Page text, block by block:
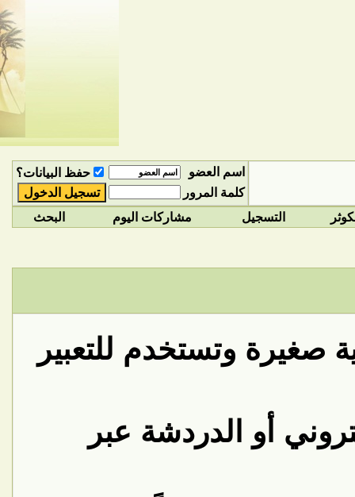
اسم العضو
حفظ البيانات؟
كلمة المرور
التسجيل مشاركات اليوم البحث
صغيرة وتستخدم للتعبير
أو الدردشة عبر